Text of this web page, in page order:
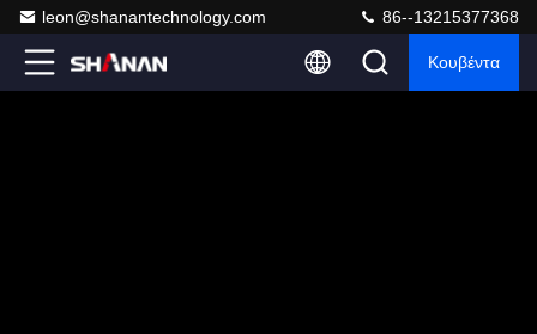
leon@shanantechnology.com 86--13215377368
Κουβέντα